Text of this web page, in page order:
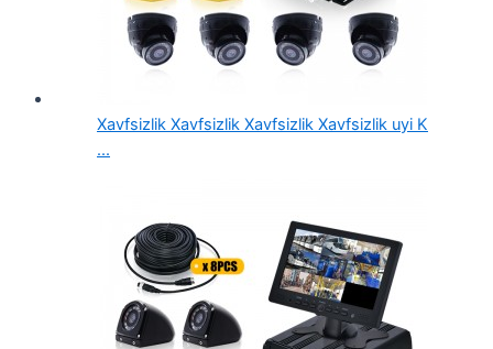
Xavfsizlik Xavfsizlik Xavfsizlik Xavfsizlik uyi K
...